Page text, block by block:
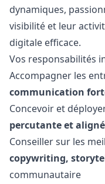
dynamiques,
visibilité et leur
digitale efficace.
Vos responsabilités
Accompagner les
communication
Concevoir et
percutante et
Conseiller sur les
copywriting,
communautaire